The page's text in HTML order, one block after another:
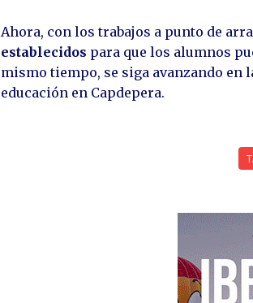
Ahora, con los trabajos a punto de
establecidos para que los alumnos
mismo tiempo, se siga avanzando en
educación en Capdepera.